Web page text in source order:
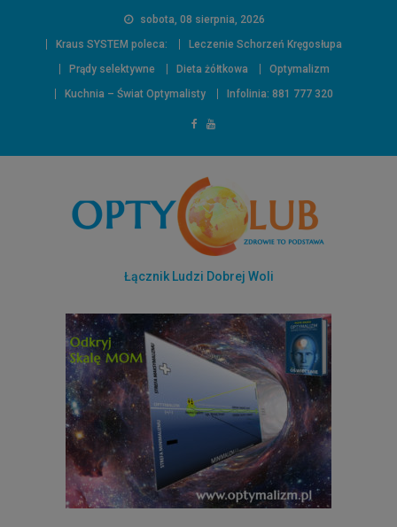
sobota, 08 sierpnia, 2026
Kraus SYSTEM poleca:
Leczenie Schorzeń Kręgosłupa
Prądy selektywne
Dieta żółtkowa
Optymalizm
Kuchnia – Świat Optymalisty
Infolinia: 881 777 320
Łącznik Ludzi Dobrej Woli